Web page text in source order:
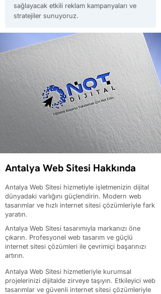
sağlayacak etkili reklam kampanyaları ve
stratejiler sunuyoruz.
Antalya Web Sitesi Hakkında
Antalya Web Sitesi hizmetiyle işletmenizin dijital
dünyadaki varlığını güçlendirin. Modern web
tasarımlar ve hızlı internet sitesi çözümleriyle fark
yaratın.
Antalya Web Sitesi tasarımıyla markanızı öne
çıkarın. Profesyonel web tasarım ve güçlü
internet sitesi çözümleri ile çevrimiçi başarınızı
artırın.
Antalya Web Sitesi hizmetleriyle kurumsal
projelerinizi dijitalde zirveye taşıyın. Etkileyici web
tasarımlar ve güvenli internet sitesi çözümleriyle